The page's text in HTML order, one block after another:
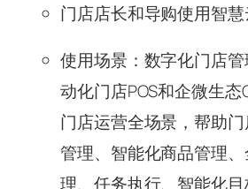
门店店长和导购使用智慧
使用场景：数字化门店
动化门店POS和企微生
门店运营全场景，帮助
管理、智能化商品管理
理、任务执行、智能化